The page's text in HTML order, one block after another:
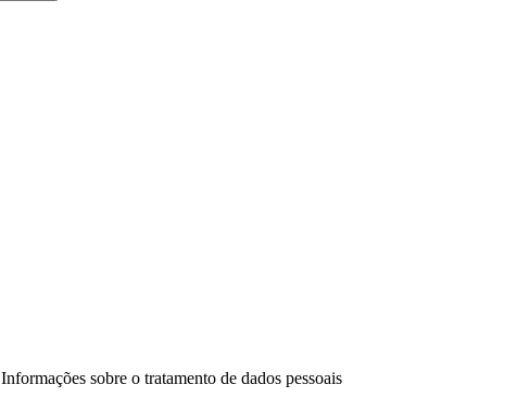
Informações sobre o tratamento de dados pessoais